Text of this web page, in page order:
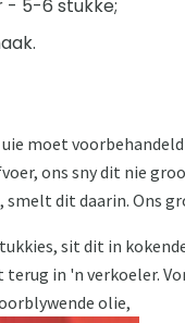
- 5-6 stukke;
moet
ons sny dit nie
smelt dit daarin. Ons
sit dit in
in 'n verkoeler.
olie,